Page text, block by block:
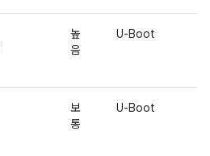
높
음
U-Boot
보
통
U-Boot